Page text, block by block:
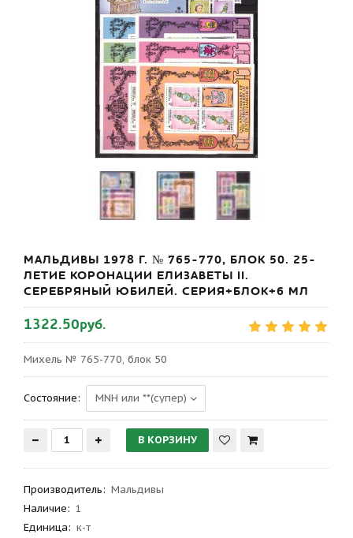
МАЛЬДИВЫ 1978 Г. № 765-770, БЛОК 50. 25-
ЛЕТИЕ КОРОНАЦИИ ЕЛИЗАВЕТЫ II.
СЕРЕБРЯНЫЙ ЮБИЛЕЙ. СЕРИЯ+БЛОК+6 МЛ
1322.50руб.
Михель № 765-770, блок 50
Состояние:
Производитель: Мальдивы
Наличие: 1
Единица: к-т